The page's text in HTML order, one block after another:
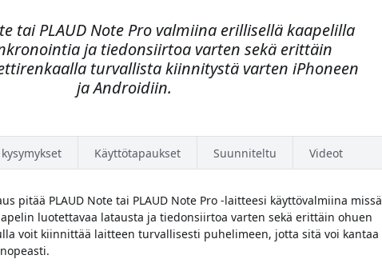
tai PLAUD Note Pro valmiina erillisellä kaapelilla
ja tiedonsiirtoa varten sekä erittäin
turvallista kiinnitystä varten iPhoneen
ja Androidiin.
Käyttötapaukset Suunniteltu Videot
pitää PLAUD Note tai PLAUD Note Pro -laitteesi käyttövalmiina missä
luotettavaa latausta ja tiedonsiirtoa varten sekä erittäin ohuen
voit kiinnittää laitteen turvallisesti puhelimeen, jotta sitä voi kantaa